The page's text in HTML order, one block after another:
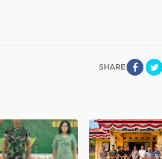
SHARE